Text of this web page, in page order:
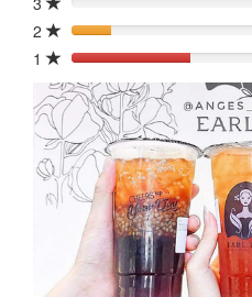
0%
2
20%
1
60%